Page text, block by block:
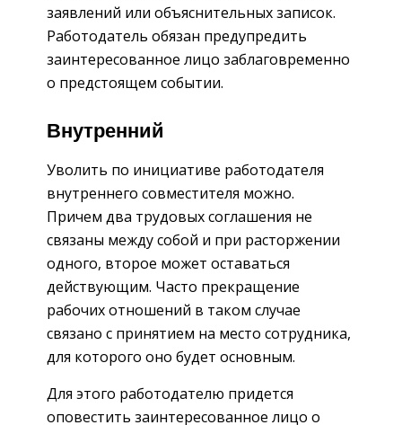
заявлений или объяснительных записок.
Работодатель обязан предупредить
заинтересованное лицо заблаговременно
о предстоящем событии.
Внутренний
Уволить по инициативе работодателя
внутреннего совместителя можно.
Причем два трудовых соглашения не
связаны между собой и при расторжении
одного, второе может оставаться
действующим. Часто прекращение
рабочих отношений в таком случае
связано с принятием на место сотрудника,
для которого оно будет основным.
Для этого работодателю придется
оповестить заинтересованное лицо о